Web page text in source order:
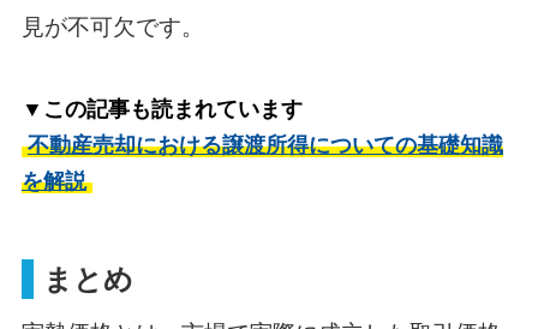
見が不可欠です。
▼この記事も読まれています
不動産売却における譲渡所得についての基礎知識
を解説
まとめ